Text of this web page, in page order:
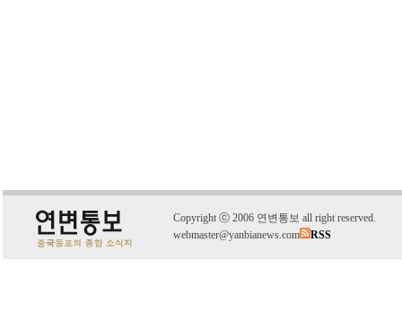
Copyright ⓒ 2006 연변통보 all right reserved.
webmaster@yanbianews.com
RSS